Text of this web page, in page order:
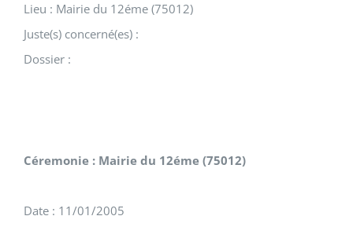
Lieu : Mairie du 12éme (75012)
Juste(s) concerné(es) :
Dossier :
Céremonie : Mairie du 12éme (75012)
Date : 11/01/2005